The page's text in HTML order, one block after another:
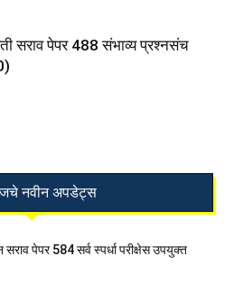
सराव पेपर 488 संभाव्य प्रश्नसंच
नवीन अपडेट्स
सराव पेपर 584 सर्व स्पर्धा परीक्षेस उपयुक्त